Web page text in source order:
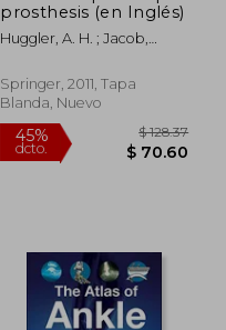
prosthesis (en Inglés)
Huggler, A. H. ; Jacob,
Springer, 2011, Tapa
Blanda, Nuevo